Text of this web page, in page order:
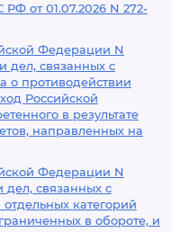
от 01.07.2026 N 272-
Федерации N
дел, связанных с
о противодействии
Российской
в результате
направленных на
Федерации N
дел, связанных с
категорий
в обороте, и